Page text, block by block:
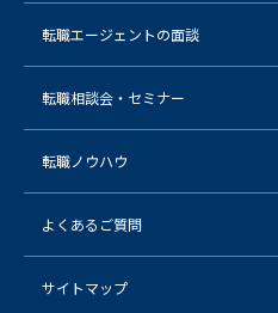
転職エージェントの面談
転職相談会・セミナー
転職ノウハウ
よくあるご質問
サイトマップ